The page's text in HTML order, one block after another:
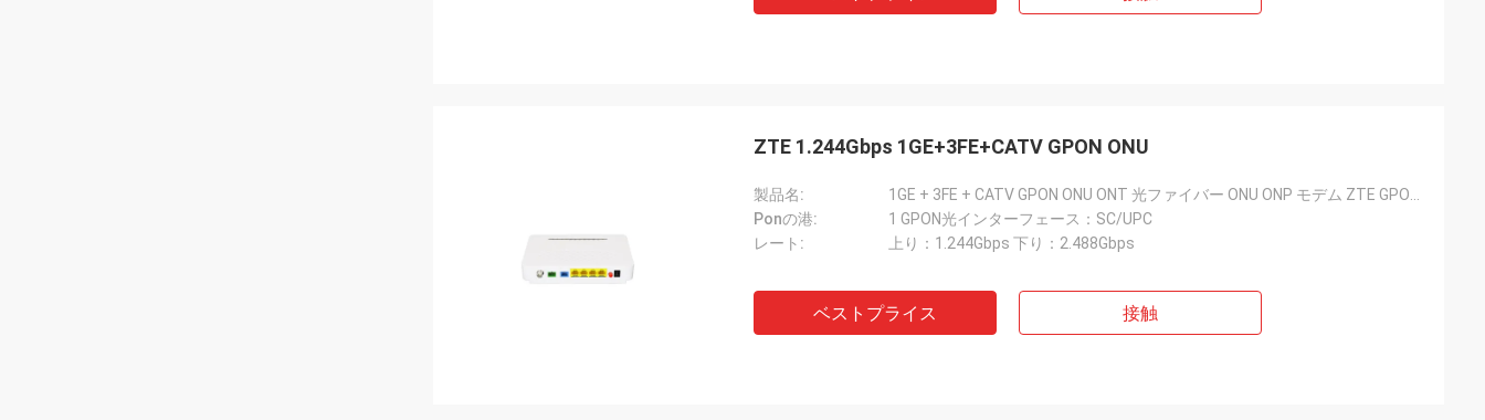
ZTE 1.244Gbps 1GE+3FE+CATV GPON ONU
製品名:
Ponの港:
1 GPON光インターフェース：SC/UPC
レート:
上り：1.244Gbps 下り：2.488Gbps
ベストプライス 接触